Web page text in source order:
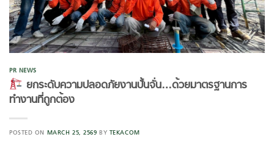
PR NEWS
ยกระดับความปลอดภัยงานปั้นจั่น…ด้วยมาตรฐานการ
ทำงานที่ถูกต้อง
POSTED ON MARCH 25, 2569 BY TEKACOM